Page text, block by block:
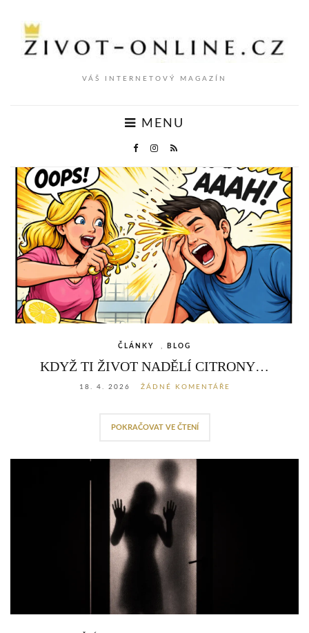
VÁŠ INTERNETOVÝ MAGAZÍN
MENU
ČLÁNKY BLOG
KDYŽ TI ŽIVOT NADĚLÍ CITRONY…
18. 4. 2026 ŽÁDNÉ KOMENTÁŘE
POKRAČOVAT VE ČTENÍ